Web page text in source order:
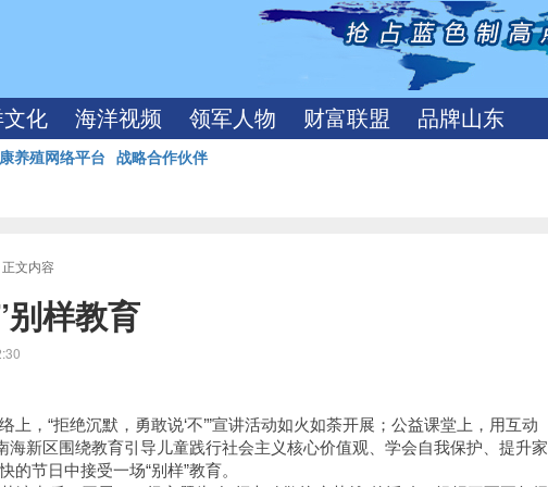
化 海洋视频 领军人物 财富联盟 品牌山东
养殖网络平台 战略合作伙伴
文内容
样教育
，“拒绝沉默，勇敢说‘不’”宣讲活动如火如荼开展；公益课堂上，用互动
新区围绕教育引导儿童践行社会主义核心价值观、学会自我保护、提升家
节日中接受一场“别样”教育。